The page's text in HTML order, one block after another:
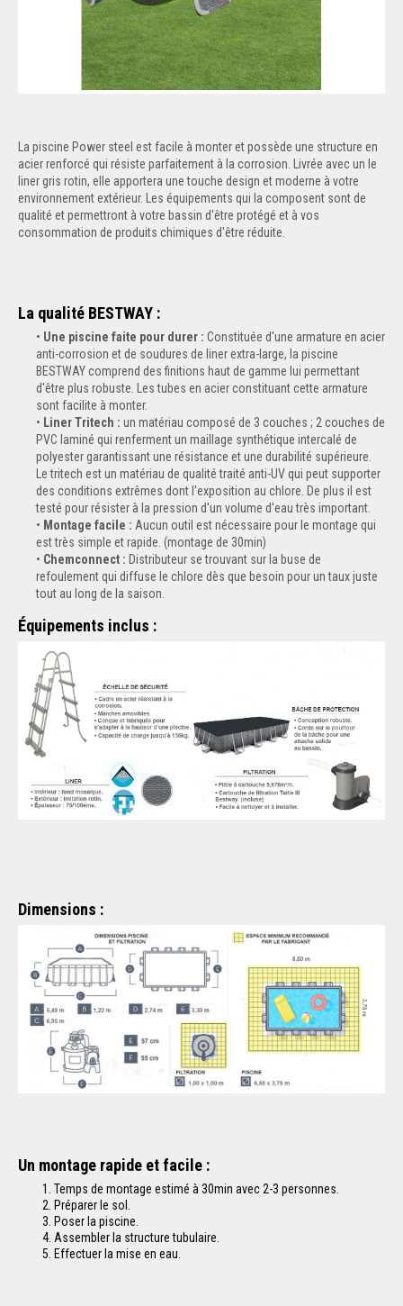
La piscine Power steel est facile à monter et possède une structure en
acier renforcé qui résiste parfaitement à la corrosion. Livrée avec un le
liner gris rotin, elle apportera une touche design et moderne à votre
environnement extérieur. Les équipements qui la composent sont de
qualité et permettront à votre bassin d'être protégé et à vos
consommation de produits chimiques d'être réduite.
La qualité BESTWAY :
Une piscine faite pour durer : Constituée d'une armature en acier
anti-corrosion et de soudures de liner extra-large, la piscine
BESTWAY comprend des finitions haut de gamme lui permettant
d'être plus robuste. Les tubes en acier constituant cette armature
sont facilite à monter.
Liner Tritech : un matériau composé de 3 couches ; 2 couches de
PVC laminé qui renferment un maillage synthétique intercalé de
polyester garantissant une résistance et une durabilité supérieure.
Le tritech est un matériau de qualité traité anti-UV qui peut supporter
des conditions extrêmes dont l'exposition au chlore. De plus il est
testé pour résister à la pression d'un volume d'eau très important.
Montage facile : Aucun outil est nécessaire pour le montage qui
est très simple et rapide. (montage de 30min)
Chemconnect : Distributeur se trouvant sur la buse de
refoulement qui diffuse le chlore dès que besoin pour un taux juste
tout au long de la saison.
Équipements inclus :
Dimensions :
Un montage rapide et facile :
Temps de montage estimé à 30min avec 2-3 personnes.
Préparer le sol.
Poser la piscine.
Assembler la structure tubulaire.
Effectuer la mise en eau.